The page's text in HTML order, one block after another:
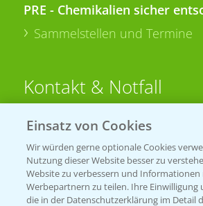
PRE - Chemikalien sicher
Sammelstellen und Termine
Kontakt & Notfall
Beratung auf WhatsApp
T.+49 (0)174 346 564 1
KONTAKT
Einsatz von Cookies
Wir würden gerne optionale Cookies
Nutzung dieser Website besser zu
Website zu verbessern und
Werbepartnern zu teilen. Ihre Einwilligung
die in der Datenschutzerklärung im Detail